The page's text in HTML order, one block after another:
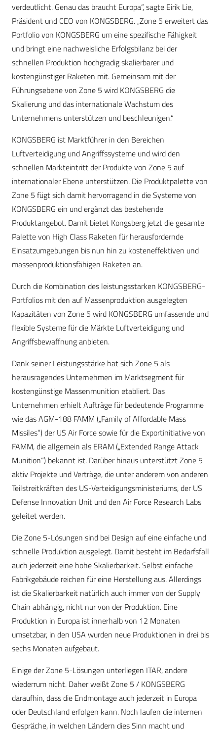
verdeutlicht. Genau das braucht Europa“, sagte Eirik Lie,
Präsident und CEO von KONGSBERG. „Zone 5 erweitert das
Portfolio von KONGSBERG um eine spezifische Fähigkeit
und bringt eine nachweisliche Erfolgsbilanz bei der
schnellen Produktion hochgradig skalierbarer und
kostengünstiger Raketen mit. Gemeinsam mit der
Führungsebene von Zone 5 wird KONGSBERG die
Skalierung und das internationale Wachstum des
Unternehmens unterstützen und beschleunigen.“
KONGSBERG ist Marktführer in den Bereichen
Luftverteidigung und Angriffssysteme und wird den
schnellen Markteintritt der Produkte von Zone 5 auf
internationaler Ebene unterstützen. Die Produktpalette von
Zone 5 fügt sich damit hervorragend in die Systeme von
KONGSBERG ein und ergänzt das bestehende
Produktangebot. Damit bietet Kongsberg jetzt die gesamte
Palette von High Class Raketen für herausfordernde
Einsatzumgebungen bis nun hin zu kosteneffektiven und
massenproduktionsfähigen Raketen an.
Durch die Kombination des leistungsstarken KONGSBERG-
Portfolios mit den auf Massenproduktion ausgelegten
Kapazitäten von Zone 5 wird KONGSBERG umfassende und
flexible Systeme für die Märkte Luftverteidigung und
Angriffsbewaffnung anbieten.
Dank seiner Leistungsstärke hat sich Zone 5 als
herausragendes Unternehmen im Marktsegment für
kostengünstige Massenmunition etabliert. Das
Unternehmen erhielt Aufträge für bedeutende Programme
wie das AGM-188 FAMM („Family of Affordable Mass
Missiles“) der US Air Force sowie für die Exportinitiative von
FAMM, die allgemein als ERAM („Extended Range Attack
Munition“) bekannt ist. Darüber hinaus unterstützt Zone 5
aktiv Projekte und Verträge, die unter anderem von anderen
Teilstreitkräften des US-Verteidigungsministeriums, der US
Defense Innovation Unit und den Air Force Research Labs
geleitet werden.
Die Zone 5-Lösungen sind bei Design auf eine einfache und
schnelle Produktion ausgelegt. Damit besteht im Bedarfsfall
auch jederzeit eine hohe Skalierbarkeit. Selbst einfache
Fabrikgebäude reichen für eine Herstellung aus. Allerdings
ist die Skalierbarkeit natürlich auch immer von der Supply
Chain abhängig, nicht nur von der Produktion. Eine
Produktion in Europa ist innerhalb von 12 Monaten
umsetzbar, in den USA wurden neue Produktionen in drei bis
sechs Monaten aufgebaut.
Einige der Zone 5-Lösungen unterliegen ITAR, andere
wiederrum nicht. Daher weißt Zone 5 / KONGSBERG
daraufhin, dass die Endmontage auch jederzeit in Europa
oder Deutschland erfolgen kann. Noch laufen die internen
Gespräche, in welchen Ländern dies Sinn macht und